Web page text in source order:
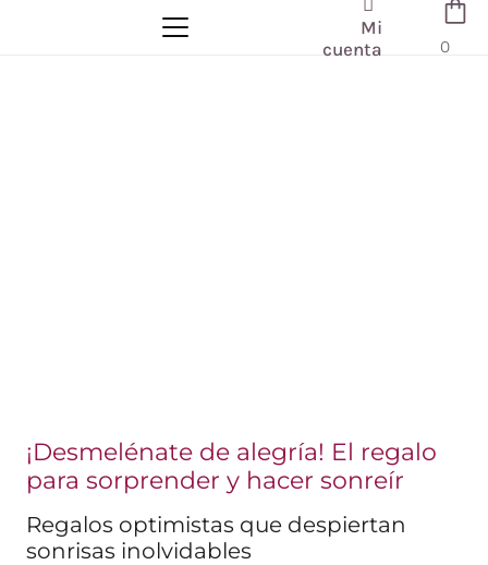
Mi
cuenta
0
¡Desmelénate de alegría! El regalo
para sorprender y hacer sonreír
Regalos optimistas que despiertan
sonrisas inolvidables